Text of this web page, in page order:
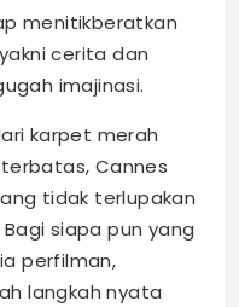
menitikberatkan
cerita dan
imajinasi.
karpet merah
Cannes
tidak terlupakan
siapa pun yang
perfilman,
langkah nyata